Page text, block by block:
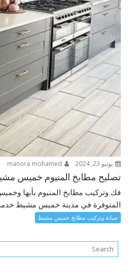
يونيو 23, 2024
تصليح مطابخ المنيوم خميس مشيط
فك وتركيب مطابخ المنيوم بأبها
المتوفرة في مدينة خميس مشيط
صيانة وتركيب مطابخ خميس مشيط